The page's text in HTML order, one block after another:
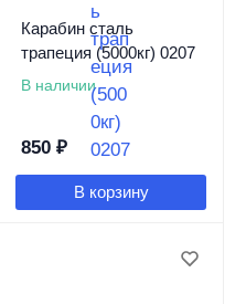
Карабин сталь
трапеция (5000кг) 0207
В наличии
850 ₽
В корзину